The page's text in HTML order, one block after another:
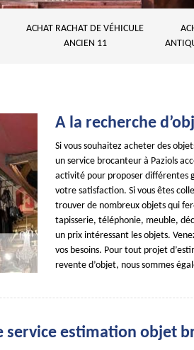
ACHAT RACHAT DE VÉHICULE
ANCIEN 11
A la recherche
Si vous souhaitez acheter des
un service brocanteur à Paziols
activité pour proposer différentes
votre satisfaction. Si vous êtes
trouver de nombreux objets qui
tapisserie, téléphonie, meuble,
un prix intéressant les objets.
vos besoins. Pour tout projet
revente d’objet, nous sommes
service estimation objet